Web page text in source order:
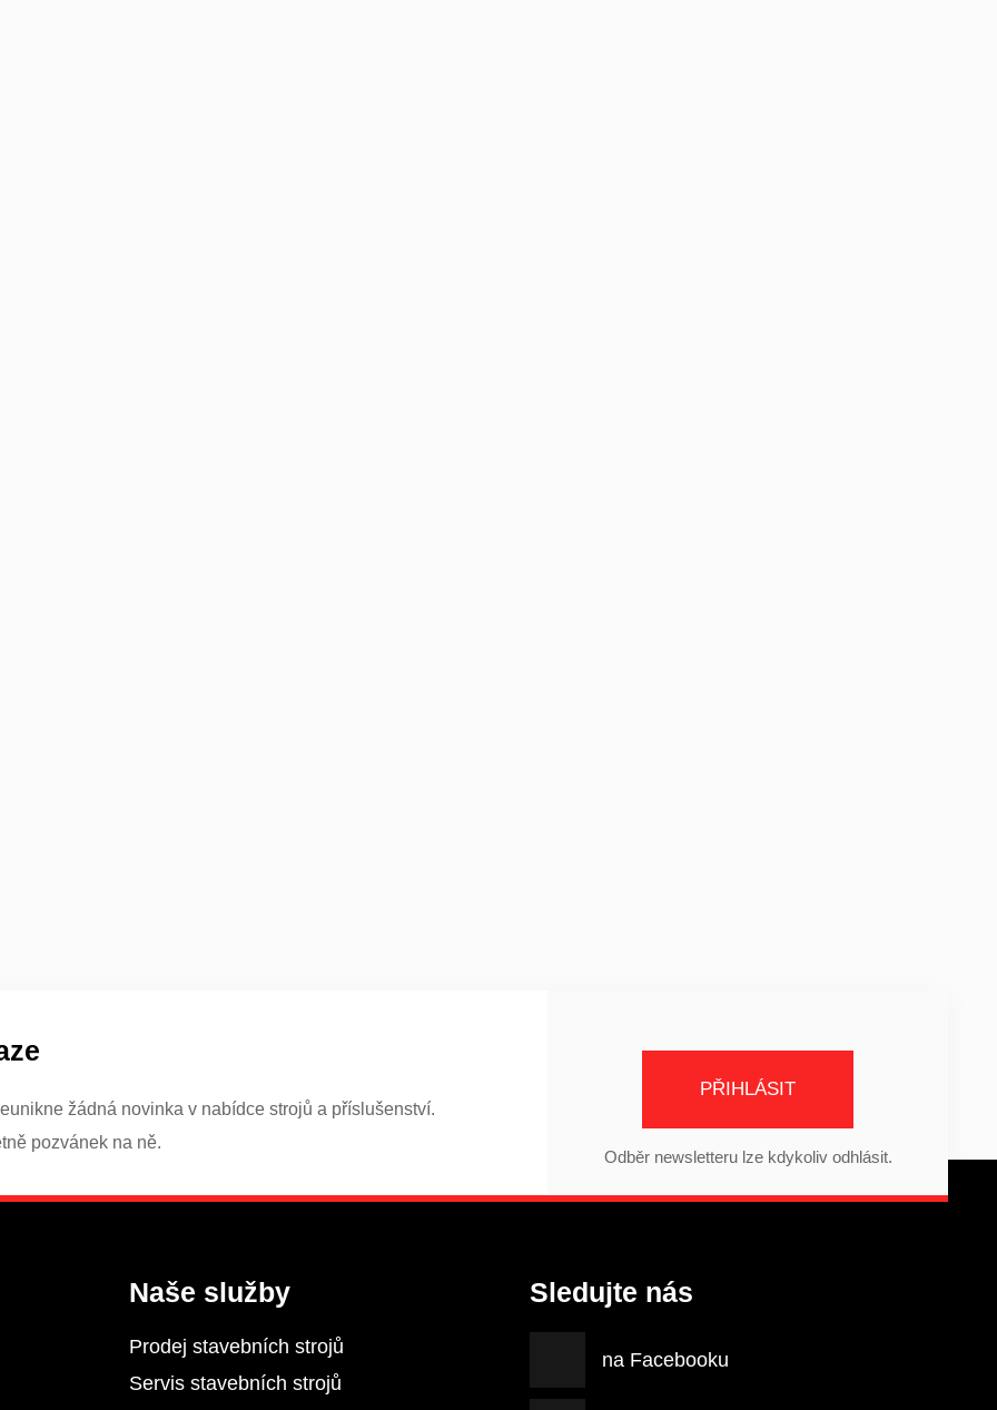
žádná novinka v nabídce strojů a příslušenství.
pozvánek na ně.
PŘIHLÁSIT
Odběr newsletteru lze kdykoliv odhlásit.
Naše služby
Prodej stavebních strojů
Servis stavebních strojů
Sledujte nás
na Facebooku